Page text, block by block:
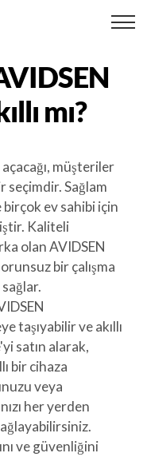
mı?
açacağı, müşteriler
seçimdir. Sağlam
birçok ev sahibi için
Kaliteli
olan AVIDSEN
bir çalışma
taşıyabilir ve akıllı
satın alarak,
bir cihaza
veya
her yerden
ve güvenliğini